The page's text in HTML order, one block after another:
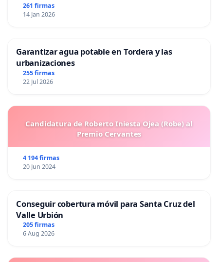
261 firmas
14 Jan 2026
Garantizar agua potable en Tordera y las
urbanizaciones
255 firmas
22 Jul 2026
Candidatura de Roberto Iniesta Ojea (Robe) al
Premio Cervantes
4 194 firmas
20 Jun 2024
Conseguir cobertura móvil para Santa Cruz del
Valle Urbión
205 firmas
6 Aug 2026